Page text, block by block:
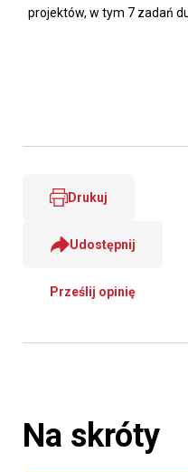
projektów, w tym 7 zadań
Drukuj
Udostępnij
Prześlij opinię
Na skróty